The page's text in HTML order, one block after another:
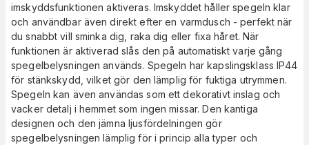
imskyddsfunktionen aktiveras. Imskyddet håller spegeln klar
och användbar även direkt efter en varmdusch - perfekt när
du snabbt vill sminka dig, raka dig eller fixa håret. När
funktionen är aktiverad slås den på automatiskt varje gång
spegelbelysningen används. Spegeln har kapslingsklass IP44
för stänkskydd, vilket gör den lämplig för fuktiga utrymmen.
Spegeln kan även användas som ett dekorativt inslag och
vacker detalj i hemmet som ingen missar. Den kantiga
designen och den jämna ljusfördelningen gör
spegelbelysningen lämplig för i princip alla typer och